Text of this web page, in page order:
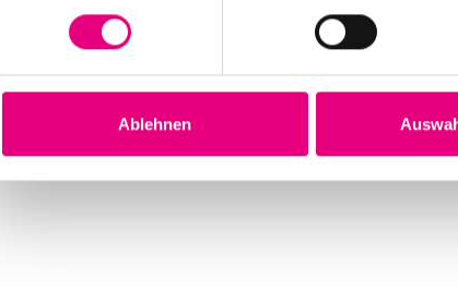
Ablehnen